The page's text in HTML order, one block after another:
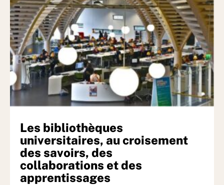
Les bibliothèques
universitaires, au croisement
des savoirs, des
collaborations et des
apprentissages